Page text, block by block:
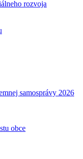
rozvoja
samosprávy 2026
obce